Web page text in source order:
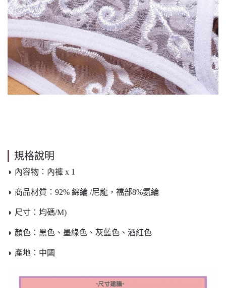
規格說明
◗ 內容物：內褲 x 1
◗ 商品材質：92% 綿綸 /尼龍，襠部8%氨綸
◗ 尺寸：均碼/M)
◗ 顏色：黑色、墨綠色、灰藍色、酒紅色
◗ 產地：中國